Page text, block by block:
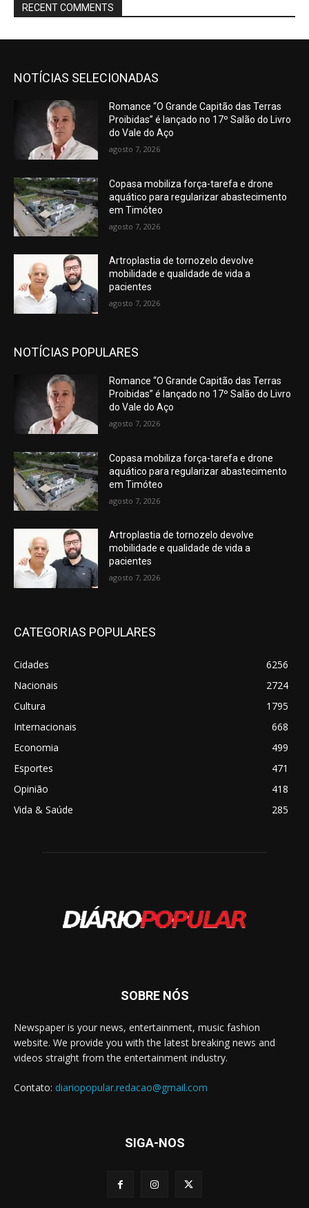
RECENT COMMENTS
NOTÍCIAS SELECIONADAS
Romance “O Grande Capitão das Terras
Proibidas” é lançado no 17º Salão do Livro
do Vale do Aço
agosto 7, 2026
Copasa mobiliza força-tarefa e drone
aquático para regularizar abastecimento
em Timóteo
agosto 7, 2026
Artroplastia de tornozelo devolve
mobilidade e qualidade de vida a
pacientes
agosto 7, 2026
NOTÍCIAS POPULARES
Romance “O Grande Capitão das Terras
Proibidas” é lançado no 17º Salão do Livro
do Vale do Aço
agosto 7, 2026
Copasa mobiliza força-tarefa e drone
aquático para regularizar abastecimento
em Timóteo
agosto 7, 2026
Artroplastia de tornozelo devolve
mobilidade e qualidade de vida a
pacientes
agosto 7, 2026
CATEGORIAS POPULARES
Cidades
6256
Nacionais
2724
Cultura
1795
Internacionais
668
Economia
499
Esportes
471
Opinião
418
Vida & Saúde
285
SOBRE NÓS
Newspaper is your news, entertainment, music fashion
website. We provide you with the latest breaking news and
videos straight from the entertainment industry.
Contato: diariopopular.redacao@gmail.com
SIGA-NOS